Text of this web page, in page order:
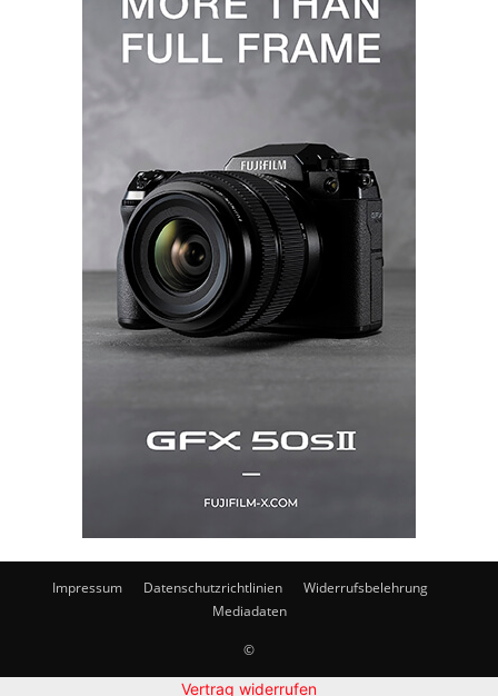
Impressum Datenschutzrichtlinien
Widerrufsbelehrung
Mediadaten
©
Vertrag widerrufen